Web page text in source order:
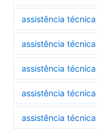
assistência
assistência
assistência
assistência
assistência